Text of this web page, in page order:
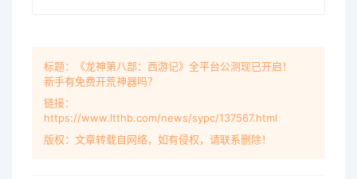
标题：《龙神第八部：西游记》全平台公测现已开启！
新手有免费开荒神器吗？
链接：
https://www.ltthb.com/news/sypc/137567.html
版权：文章转载自网络，如有侵权，请联系删除！